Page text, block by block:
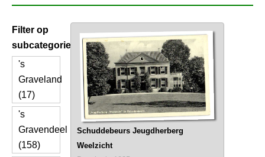
Filter op
subcategorie
's
Graveland
(17)
's
Gravendeel
(158)
Schuddebeurs Jeugdherberg
Weelzicht